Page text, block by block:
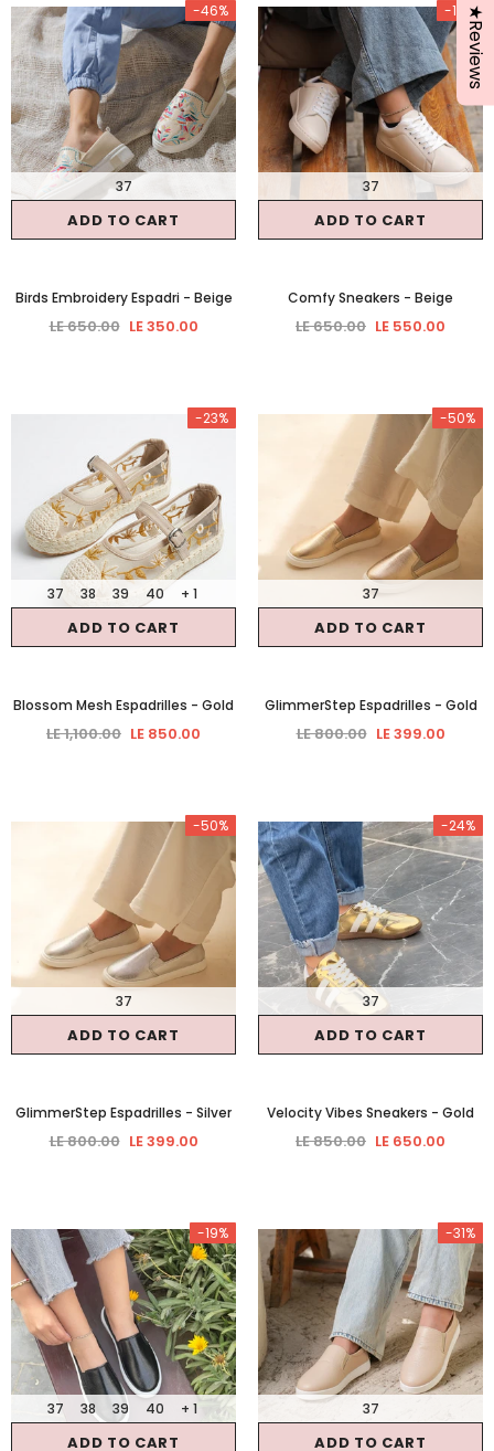
-46%
ADD TO CART
37
Birds Embroidery Espadri - Beige
LE 650.00 LE 350.00
-15%
ADD TO CART
37
Comfy Sneakers - Beige
LE 650.00 LE 550.00
-23%
ADD TO CART
37 38 39 40 + 1
Blossom Mesh Espadrilles - Gold
LE 1,100.00 LE 850.00
-50%
ADD TO CART
37
GlimmerStep Espadrilles - Gold
LE 800.00 LE 399.00
-50%
ADD TO CART
37
GlimmerStep Espadrilles - Silver
LE 800.00 LE 399.00
-24%
ADD TO CART
37
Velocity Vibes Sneakers - Gold
LE 850.00 LE 650.00
-19%
ADD TO CART
37 38 39 40 + 1
-31%
ADD TO CART
37
★Reviews